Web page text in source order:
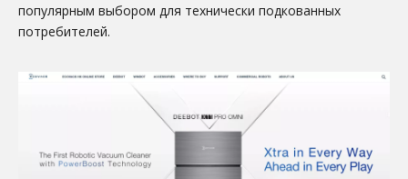
популярным выбором для технически подкованных
потребителей.